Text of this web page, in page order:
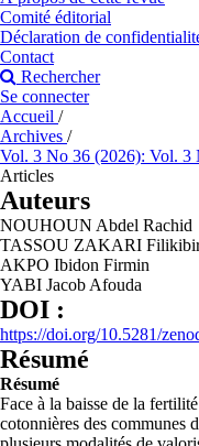
Comité éditorial
Déclaration de
Contact
Rechercher
Se connecter
Accueil /
Archives /
Vol. 3 No 36 (2026): Vol. 3
Articles
Auteurs
NOUHOUN Abdel Rachid
TASSOU ZAKARI
AKPO Ibidon Firmin
YABI Jacob Afouda
DOI :
https://doi.org/10.5281/
Résumé
Résumé
Face à la baisse de la
cotonnières des communes